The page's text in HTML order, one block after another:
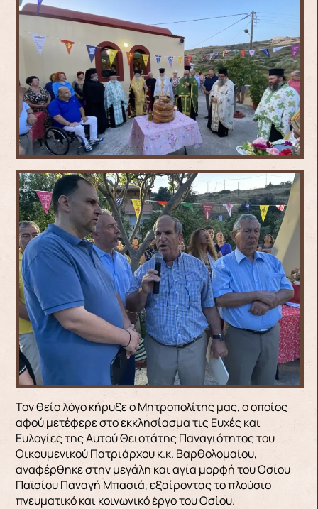
Τον θείο λόγο κήρυξε ο Μητροπολίτης μας, ο οποίος
αφού μετέφερε στο εκκλησίασμα τις Ευχές και
Ευλογίες της Αυτού Θειοτάτης Παναγιότητος του
Οικουμενικού Πατριάρχου κ.κ. Βαρθολομαίου,
αναφέρθηκε στην μεγάλη και αγία μορφή του Οσίου
Παϊσίου Παναγή Μπασιά, εξαίροντας το πλούσιο
πνευματικό και κοινωνικό έργο του Οσίου.